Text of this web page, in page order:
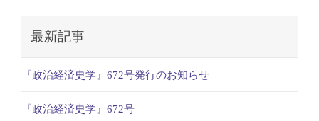
最新記事
『政治経済史学』672号発行のお知らせ
『政治経済史学』672号